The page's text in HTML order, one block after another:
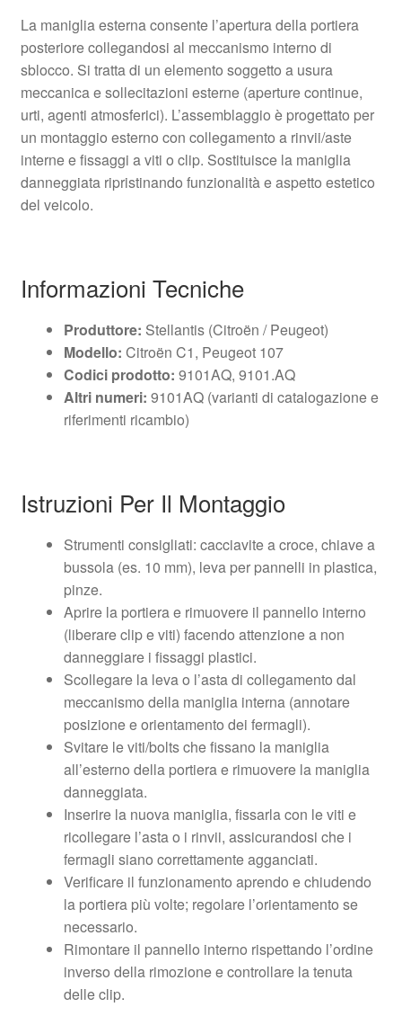
La maniglia esterna consente l’apertura della portiera
posteriore collegandosi al meccanismo interno di
sblocco. Si tratta di un elemento soggetto a usura
meccanica e sollecitazioni esterne (aperture continue,
urti, agenti atmosferici). L’assemblaggio è progettato per
un montaggio esterno con collegamento a rinvii/aste
interne e fissaggi a viti o clip. Sostituisce la maniglia
danneggiata ripristinando funzionalità e aspetto estetico
del veicolo.
Informazioni Tecniche
Produttore: Stellantis (Citroën / Peugeot)
Modello: Citroën C1, Peugeot 107
Codici prodotto: 9101AQ, 9101.AQ
Altri numeri: 9101AQ (varianti di catalogazione e
riferimenti ricambio)
Istruzioni Per Il Montaggio
Strumenti consigliati: cacciavite a croce, chiave a
bussola (es. 10 mm), leva per pannelli in plastica,
pinze.
Aprire la portiera e rimuovere il pannello interno
(liberare clip e viti) facendo attenzione a non
danneggiare i fissaggi plastici.
Scollegare la leva o l’asta di collegamento dal
meccanismo della maniglia interna (annotare
posizione e orientamento dei fermagli).
Svitare le viti/bolts che fissano la maniglia
all’esterno della portiera e rimuovere la maniglia
danneggiata.
Inserire la nuova maniglia, fissarla con le viti e
ricollegare l’asta o i rinvii, assicurandosi che i
fermagli siano correttamente agganciati.
Verificare il funzionamento aprendo e chiudendo
la portiera più volte; regolare l’orientamento se
necessario.
Rimontare il pannello interno rispettando l’ordine
inverso della rimozione e controllare la tenuta
delle clip.